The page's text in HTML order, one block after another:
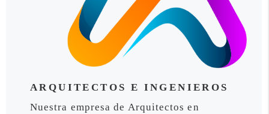
ARQUITECTOS E INGENIEROS
Nuestra empresa de Arquitectos en